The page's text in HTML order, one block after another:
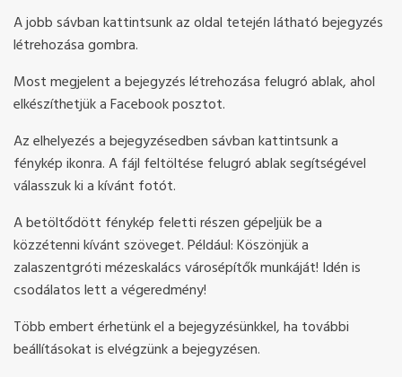
A jobb sávban kattintsunk az oldal tetején látható bejegyzés
létrehozása gombra.
Most megjelent a bejegyzés létrehozása felugró ablak, ahol
elkészíthetjük a Facebook posztot.
Az elhelyezés a bejegyzésedben sávban kattintsunk a
fénykép ikonra. A fájl feltöltése felugró ablak segítségével
válasszuk ki a kívánt fotót.
A betöltődött fénykép feletti részen gépeljük be a
közzétenni kívánt szöveget. Például: Köszönjük a
zalaszentgróti mézeskalács városépítők munkáját! Idén is
csodálatos lett a végeredmény!
Több embert érhetünk el a bejegyzésünkkel, ha további
beállításokat is elvégzünk a bejegyzésen.